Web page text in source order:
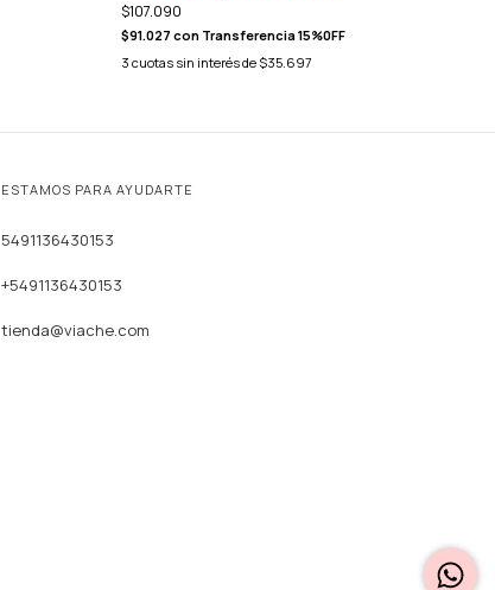
$107.090
$91.027con Transferencia 15%0FF
3 cuotas sin interés de $35.697
ESTAMOS PARA AYUDARTE
5491136430153
+5491136430153
tienda@viache.com